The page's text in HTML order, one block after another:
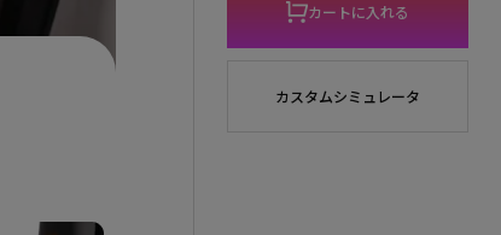
カートに入れる
カスタムシミュレータ